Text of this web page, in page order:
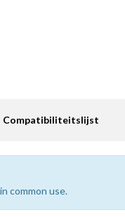
Compatibiliteitslijst
common use.